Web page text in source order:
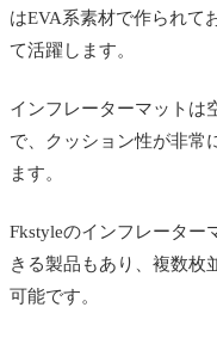
はEVA系素材で作られて
て活躍します。
インフレーターマットは
で、クッション性が非常
ます。
Fkstyleのインフレーター
きる製品もあり、複数枚
可能です。